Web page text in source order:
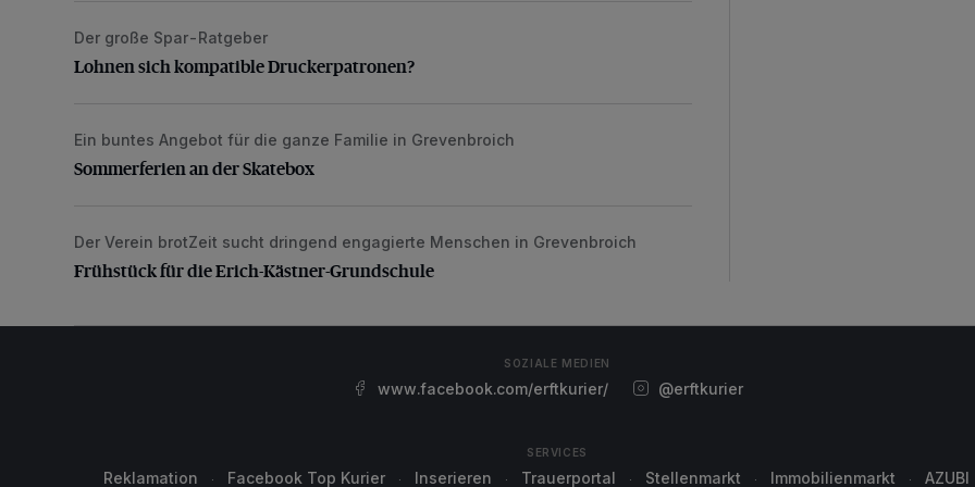
Lohnen sich kompatible Druckerpatronen?
Der große Spar-Ratgeber
Lohnen sich kompatible Druckerpatronen?
Sommerferien an der Skatebox
Ein buntes Angebot für die ganze Familie in Grevenbroich
Sommerferien an der Skatebox
Frühstück für die Erich-Kästner-Grundschule
Der Verein brotZeit sucht dringend engagierte Menschen in Grevenbroich
Frühstück für die Erich-Kästner-Grundschule
SOZIALE MEDIEN
www.facebook.com/erftkurier/ @erftkurier
SERVICES
Reklamation Facebook Top Kurier Inserieren Trauerportal Stellenmarkt Immobilienmarkt AZUBI